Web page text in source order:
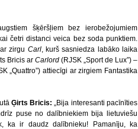
šķēršļiem bez ierobežojumiem
četri distanci veica bez soda punktiem.
zirgu Carl, kurš sasniedza labāko laika
Bricis ar Carlord (RJSK „Sport de Lux”) –
„Quattro”) attiecīgi ar zirgiem Fantastika
Ģirts Bricis: „Bija interesanti pacīnīties
puse no dalībniekiem bija lietuviešu
ka ir daudz dalībnieku! Pamanīju, ka